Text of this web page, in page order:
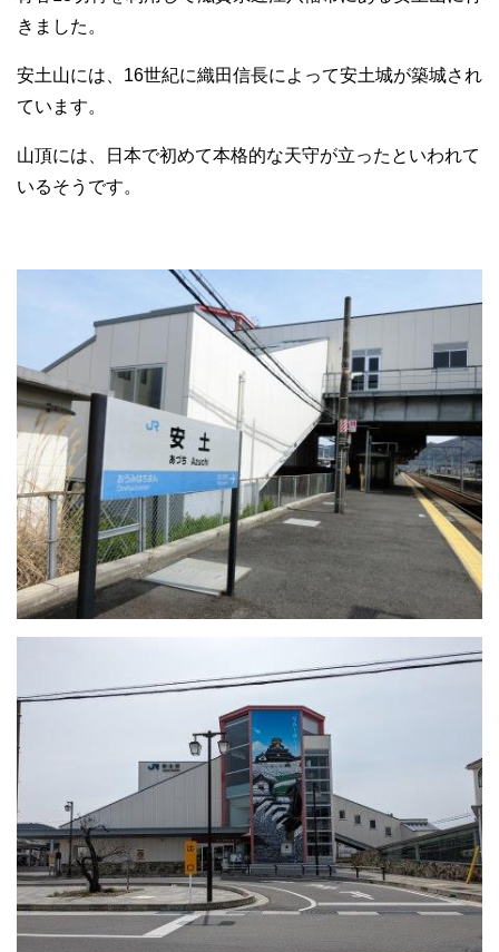
きました。
安土山には、16世紀に織田信長によって安土城が築城され
ています。
山頂には、日本で初めて本格的な天守が立ったといわれて
いるそうです。